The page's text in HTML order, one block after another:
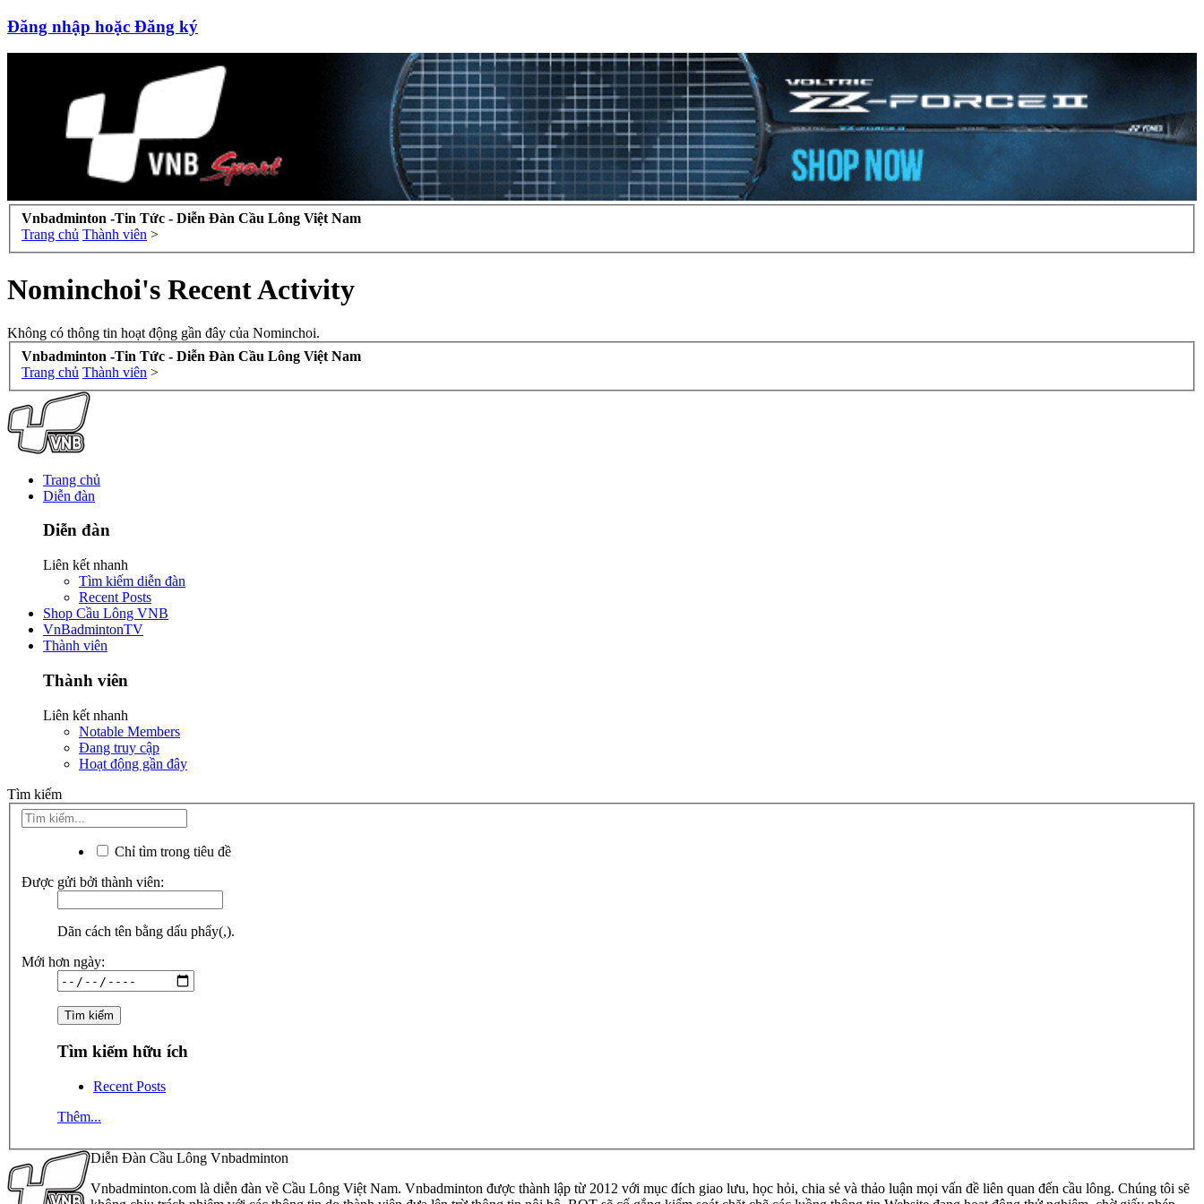
Đăng nhập hoặc Đăng ký
Vnbadminton -Tin Tức - Diễn Đàn Cầu Lông Việt Nam
Trang chủ Thành viên >
Nominchoi's Recent Activity
Không có thông tin hoạt động gần đây của Nominchoi.
Vnbadminton -Tin Tức - Diễn Đàn Cầu Lông Việt Nam
Trang chủ Thành viên >
Trang chủ
Diễn đàn
Diễn đàn
Liên kết nhanh
Tìm kiếm diễn đàn
Recent Posts
Shop Cầu Lông VNB
VnBadmintonTV
Thành viên
Thành viên
Liên kết nhanh
Notable Members
Đang truy cập
Hoạt động gần đây
Tìm kiếm
Chỉ tìm trong tiêu đề
Được gửi bởi thành viên:
Dãn cách tên bằng dấu phẩy(,).
Mới hơn ngày:
Tìm kiếm hữu ích
Recent Posts
Thêm...
Diễn Đàn Cầu Lông Vnbadminton
Vnbadminton.com là diễn đàn về Cầu Lông Việt Nam. Vnbadminton được thành lập từ 2012 với mục đích giao lưu, học hỏi, chia sẻ và thảo luận mọi vấn đề liên quan đến cầu lông. Chúng tôi sẽ